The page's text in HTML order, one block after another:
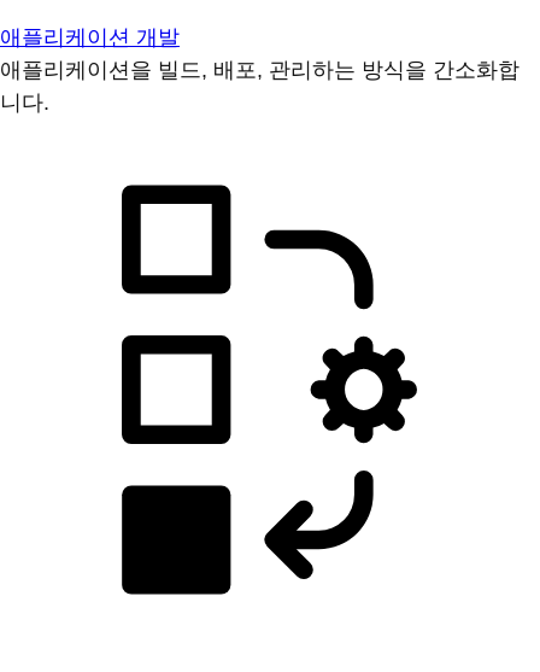
애플리케이션 개발
애플리케이션을 빌드, 배포, 관리하는 방식을 간소화합
니다.